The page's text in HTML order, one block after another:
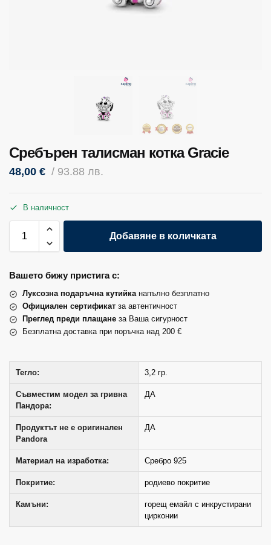
Сребърен талисман котка Gracie
48,00 € / 93.88 лв.
В наличност
Добавяне в количката
Вашето бижу пристига с:
Луксозна подаръчна кутийканапълно безплатно
Официален сертификат за автентичност
Преглед преди плащане за Ваша сигурност
Безплатна доставка при поръчка над 200 €
Тегло: 3,2 гр.
Съвместим модел за гривна
Пандора:
ДА
Продуктът не е оригинален
Pandora
ДА
Материал на изработка: Сребро 925
Покритие: родиево покритие
Камъни:
горещ емайл с инкрустирани
цирконии